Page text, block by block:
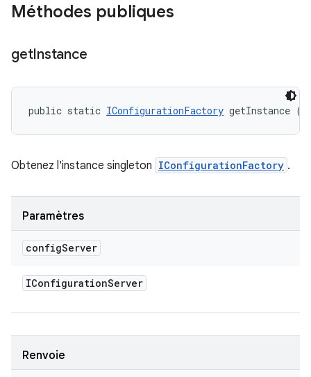
Méthodes publiques
getInstance
public static IConfigurationFactory getInstance (
Obtenez l'instance singleton IConfigurationFactory .
Paramètres
configServer
IConfigurationServer
Renvoie